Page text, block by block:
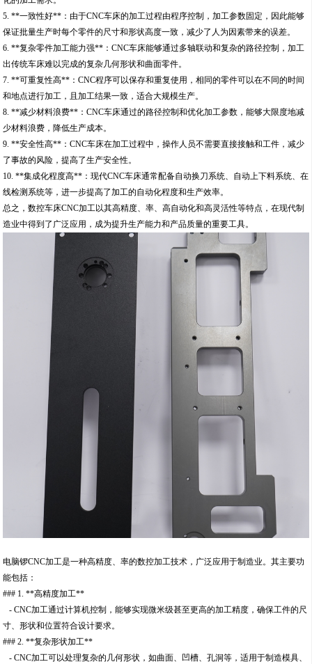
5. **一致性好**：由于CNC车床的加工过程由程序控制，加工参数固定，因此能够
保证批量生产时每个零件的尺寸和形状高度一致，减少了人为因素带来的误差。
6. **复杂零件加工能力强**：CNC车床能够通过多轴联动和复杂的路径控制，加工
出传统车床难以完成的复杂几何形状和曲面零件。
7. **可重复性高**：CNC程序可以保存和重复使用，相同的零件可以在不同的时间
和地点进行加工，且加工结果一致，适合大规模生产。
8. **减少材料浪费**：CNC车床通过的路径控制和优化加工参数，能够大限度地减
少材料浪费，降低生产成本。
9. **安全性高**：CNC车床在加工过程中，操作人员不需要直接接触和工件，减少
了事故的风险，提高了生产安全性。
10. **集成化程度高**：现代CNC车床通常配备自动换刀系统、自动上下料系统、在
线检测系统等，进一步提高了加工的自动化程度和生产效率。
总之，数控车床CNC加工以其高精度、率、高自动化和高灵活性等特点，在现代制
造业中得到了广泛应用，成为提升生产能力和产品质量的重要工具。
电脑锣CNC加工是一种高精度、率的数控加工技术，广泛应用于制造业。其主要功
能包括：
### 1. **高精度加工**
- CNC加工通过计算机控制，能够实现微米级甚至更高的加工精度，确保工件的尺
寸、形状和位置符合设计要求。
### 2. **复杂形状加工**
- CNC加工可以处理复杂的几何形状，如曲面、凹槽、孔洞等，适用于制造模具、